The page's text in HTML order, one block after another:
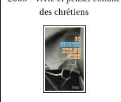
des chrétiens